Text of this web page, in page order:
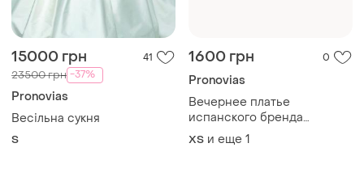
15000 грн 41
23500 грн -37%
Pronovias
Весільна сукня
S
1600 грн 0
Pronovias
Вечернее платье
испанского бренда
pronovias barcelona р. xs/s.
ХS и еще 1